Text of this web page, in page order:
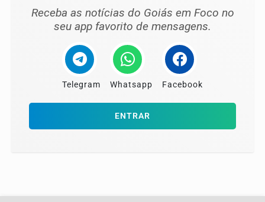
Receba as notícias do Goiás em Foco no
seu app favorito de mensagens.
Telegram Whatsapp Facebook
ENTRAR